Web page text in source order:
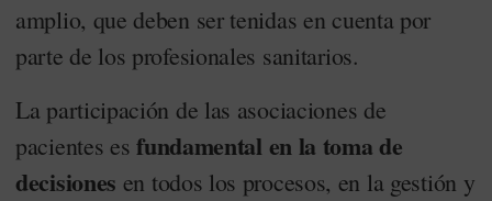
amplio, que deben ser tenidas en cuenta por
parte de los profesionales sanitarios.
La participación de las asociaciones de
pacientes esfundamental en la toma de
decisiones en todos los procesos, en la gestión y